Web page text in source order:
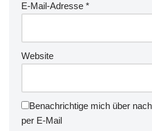
E-Mail-Adresse *
Website
Benachrichtige mich über
per E-Mail